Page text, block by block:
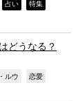
占い 特集
どうなる？
ルウ 恋愛